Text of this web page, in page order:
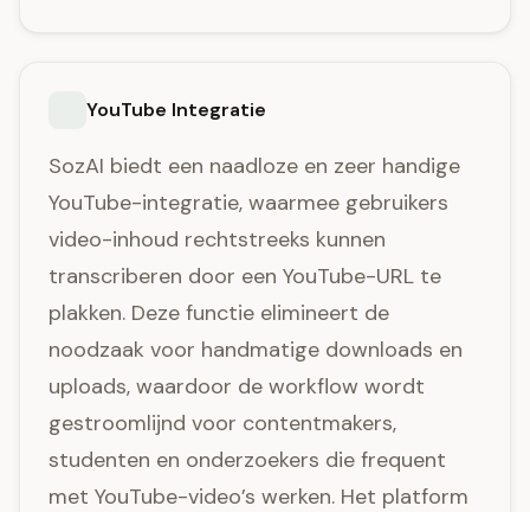
YouTube Integratie
SozAI biedt een naadloze en zeer handige
YouTube-integratie, waarmee gebruikers
video-inhoud rechtstreeks kunnen
transcriberen door een YouTube-URL te
plakken. Deze functie elimineert de
noodzaak voor handmatige downloads en
uploads, waardoor de workflow wordt
gestroomlijnd voor contentmakers,
studenten en onderzoekers die frequent
met YouTube-video’s werken. Het platform